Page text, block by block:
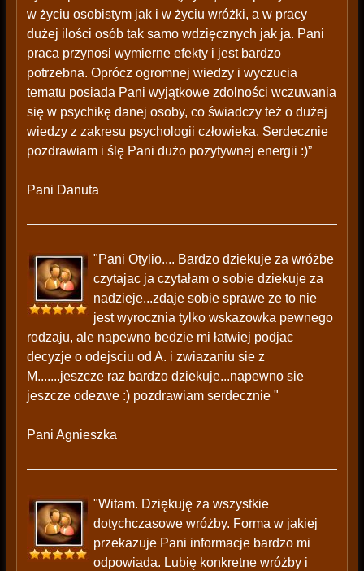
w życiu osobistym jak i w życiu wróżki, a w pracy
dużej ilości osób tak samo wdzięcznych jak ja. Pani
praca przynosi wymierne efekty i jest bardzo
potrzebna. Oprócz ogromnej wiedzy i wyczucia
tematu posiada Pani wyjątkowe zdolności wczuwania
się w psychikę danej osoby, co świadczy też o dużej
wiedzy z zakresu psychologii człowieka. Serdecznie
pozdrawiam i ślę Pani dużo pozytywnej energii :)”
Pani Danuta
"Pani Otylio.... Bardzo dziekuje za wróżbe
czytajac ja czytałam o sobie dziekuje za
nadzieje...zdaje sobie sprawe ze to nie
jest wyrocznia tylko wskazowka pewnego
rodzaju, ale napewno bedzie mi łatwiej podjac
decyzje o odejsciu od A. i zwiazaniu sie z
M.......jeszcze raz bardzo dziekuje...napewno sie
jeszcze odezwe :) pozdrawiam serdecznie "
Pani Agnieszka
"Witam. Dziękuję za wszystkie
dotychczasowe wróżby. Forma w jakiej
przekazuje Pani informacje bardzo mi
odpowiada. Lubię konkretne wróżby i